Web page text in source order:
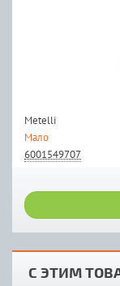
Metelli
Мало
6001549707
С ЭТИМ